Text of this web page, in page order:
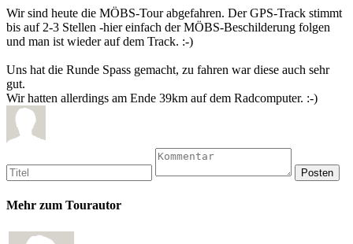
Wir sind heute die MÖBS-Tour abgefahren. Der GPS-Track stimmt
bis auf 2-3 Stellen -hier einfach der MÖBS-Beschilderung folgen
und man ist wieder auf dem Track. :-)
Uns hat die Runde Spass gemacht, zu fahren war diese auch sehr
gut.
Wir hatten allerdings am Ende 39km auf dem Radcomputer. :-)
Mehr zum Tourautor